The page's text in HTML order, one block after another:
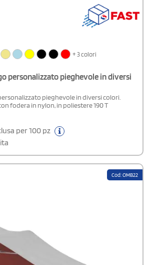
+ 3 colori
personalizzato pieghevole in diversi
pieghevole in diversi colori.
fodera in nylon, in poliestere 190 T
per 100 pz
Cod: OMB22